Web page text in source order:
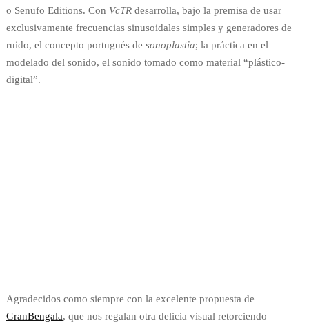
o Senufo Editions. Con VcTRdesarrolla, bajo la premisa de usar
exclusivamente frecuencias sinusoidales simples y generadores de
ruido, el concepto portugués de sonoplastia; la práctica en el
modelado del sonido, el sonido tomado como material “plástico-
digital”.
Agradecidos como siempre con la excelente propuesta de
GranBengala, que nos regalan otra delicia visual retorciendo